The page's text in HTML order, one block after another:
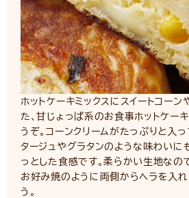
ホットケーキミックスにスイートコー
た、甘じょっぱ系のお食事ホットケー
うぞ。コーンクリームがたっぷりと入
タージュやグラタンのような味わいに
っとした食感です。柔らかい生地なの
お好み焼のように両側からヘラを入
う。